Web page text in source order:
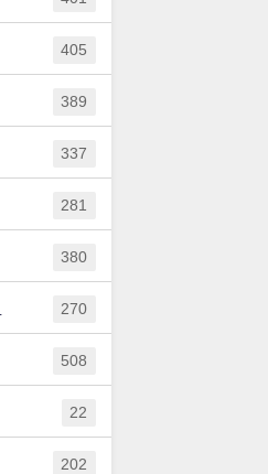
405
389
337
281
380
270
508
22
202